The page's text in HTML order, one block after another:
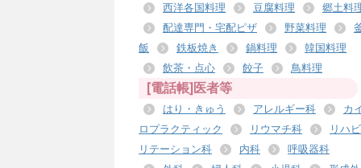
西洋各国料理
豆腐料理
郷土料
配達専門・宅配ピザ
野菜料理
飯
鉄板焼き 鍋料理
韓国料理
飲茶・点心
餃子 鳥料理
[電話帳]医者等
はり・きゅう アレルギー科
カ
ロプラクティック
リウマチ科
リハビ
リテーション科
内科
呼吸器科